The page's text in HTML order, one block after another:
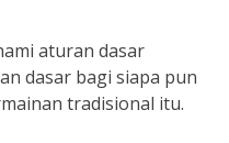
aturan dasar
dasar bagi siapa pun
tradisional itu.